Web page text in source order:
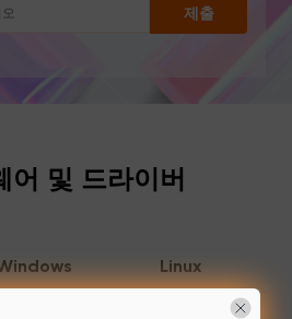
제출
에만 사용됩니다
클릭으로
어 및 드라이버
Linux